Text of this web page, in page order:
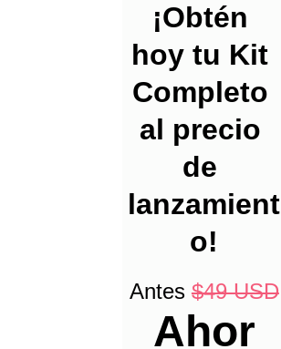
¡Obtén
hoy tu Kit
Completo
al precio
de
lanzamient
o!
Antes $49 USD
Ahor